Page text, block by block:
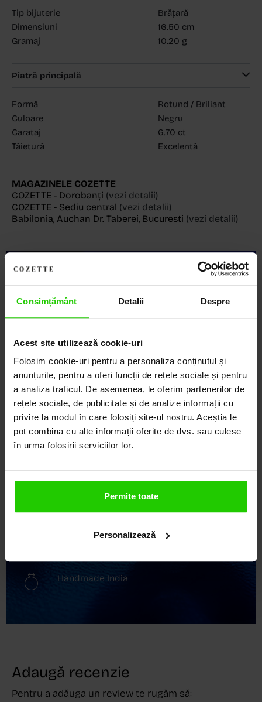
Consimțământ Detalii Despre
Acest site utilizează cookie-uri
Folosim cookie-uri pentru a personaliza conținutul și
anunțurile, pentru a oferi funcții de rețele sociale și pentru
a analiza traficul. De asemenea, le oferim partenerilor de
rețele sociale, de publicitate și de analize informații cu
privire la modul în care folosiți site-ul nostru. Aceștia le
pot combina cu alte informații oferite de dvs. sau culese
în urma folosirii serviciilor lor.
Permite toate
Personalizează
Tip bijuterie
Brățară
Dimensiuni
16.50 cm
Gramaj
10.20 g
Piatră principală
Formă
Rotund / Briliant
Culoare
Negru
Carataj
6.70 ct
Tăietură
Excelentă
MAGAZINELE COZETTE
COZETTE - Dorobanți (vezi detalii)
COZETTE - Sediu central (vezi detalii)
Babilonia, Auchan Dr. Taberei, Bucuresti (vezi detalii)
Descoperă Lumea COZETTE,
LOCUL UNDE STILUL
DEVINE ARTĂ!
COZETTE este destinația ta de top pentru bijuterii
elegante și rafinate, create cu măiestrie și pasiune.
Ne mândrim cu o vastă experiență în realizarea celor
mai sofisticate bijuterii din aur, argint și pietre
prețioase.
Descoperă avantajele de a cumpăra!
Transport gratuit
Livrare în 24 - 48h
Handmade India
Adaugă recenzie
Pentru a adăuga un review te rugăm să: